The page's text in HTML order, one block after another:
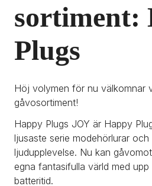
sortiment:
Plugs
Höj volymen för nu välkomnar
gåvosortiment!
Happy Plugs JOY är Happy
ljusaste serie modehörlurar
ljudupplevelse. Nu kan
egna fantasifulla värld med upp
batteritid.